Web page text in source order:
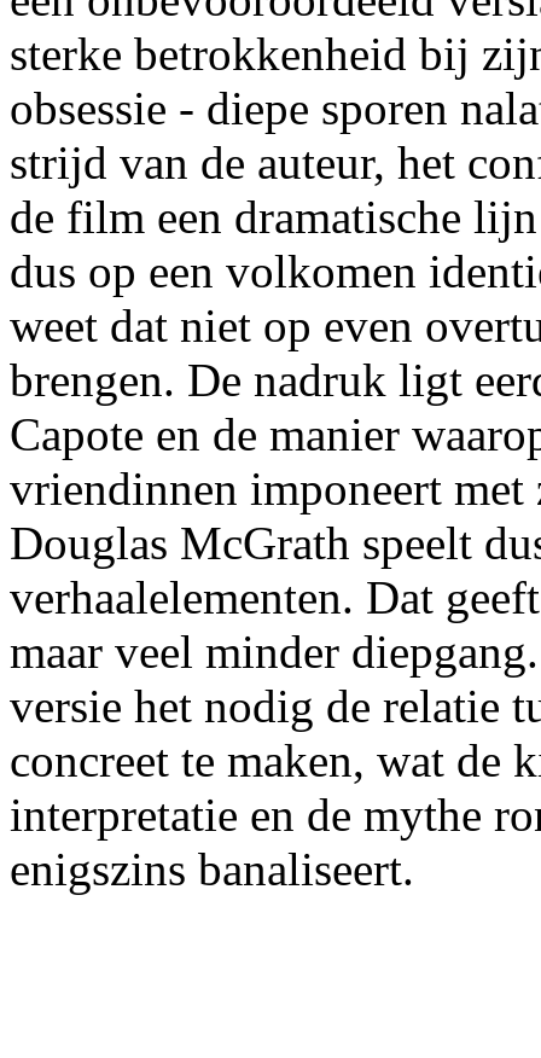
sterke betrokkenheid bij
obsessie - diepe sporen
strijd van de auteur, het
de film een dramatische
dus op een volkomen
weet dat niet op even
brengen. De nadruk ligt
Capote en de manier
vriendinnen imponeert met
Douglas McGrath speelt
verhaalelementen. Dat
maar veel minder
versie het nodig de relatie
concreet te maken, wat
interpretatie en de mythe
enigszins banaliseert.